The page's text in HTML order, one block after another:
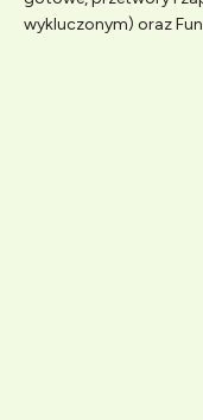
wykluczonym) oraz